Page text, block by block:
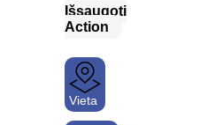
Išsaugoti
Action
Vieta